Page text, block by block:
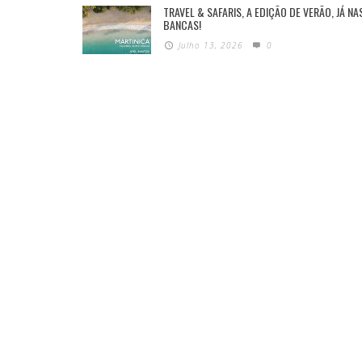
TRAVEL & SAFARIS, A EDIÇÃO DE VERÃO, JÁ
BANCAS!
Julho 13, 2026 0